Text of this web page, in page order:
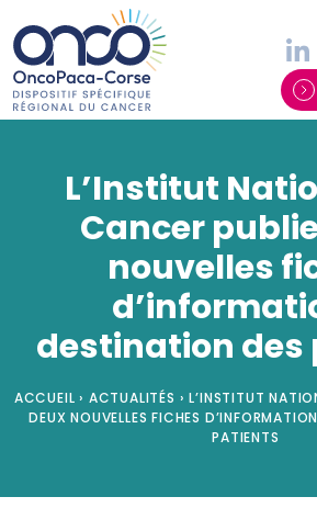
L’Institut
Cancer
nouvelles
destination des
ACCUEIL › ACTUALITÉS › L’INSTITUT
DEUX NOUVELLES FICHES
PATIENTS
Panneau de gestion des cookies